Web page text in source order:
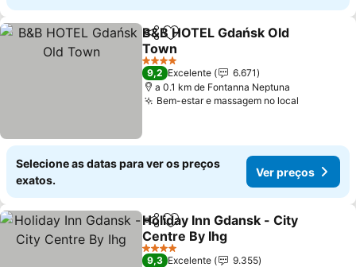
PartilharAdicionar aos favoritos
B&B HOTEL Gdańsk Old
Town
Ver preços
4 Estrelas
9,2 Excelente
6.671
a 0.1 km de Fontanna Neptuna
Bem-estar e massagem no local
Selecione as datas para ver os preços
exatos.
Ver preços
PartilharAdicionar aos favoritos
Holiday Inn Gdansk - City
Centre By Ihg
Ver preços
4 Estrelas
9,3 Excelente
9.355